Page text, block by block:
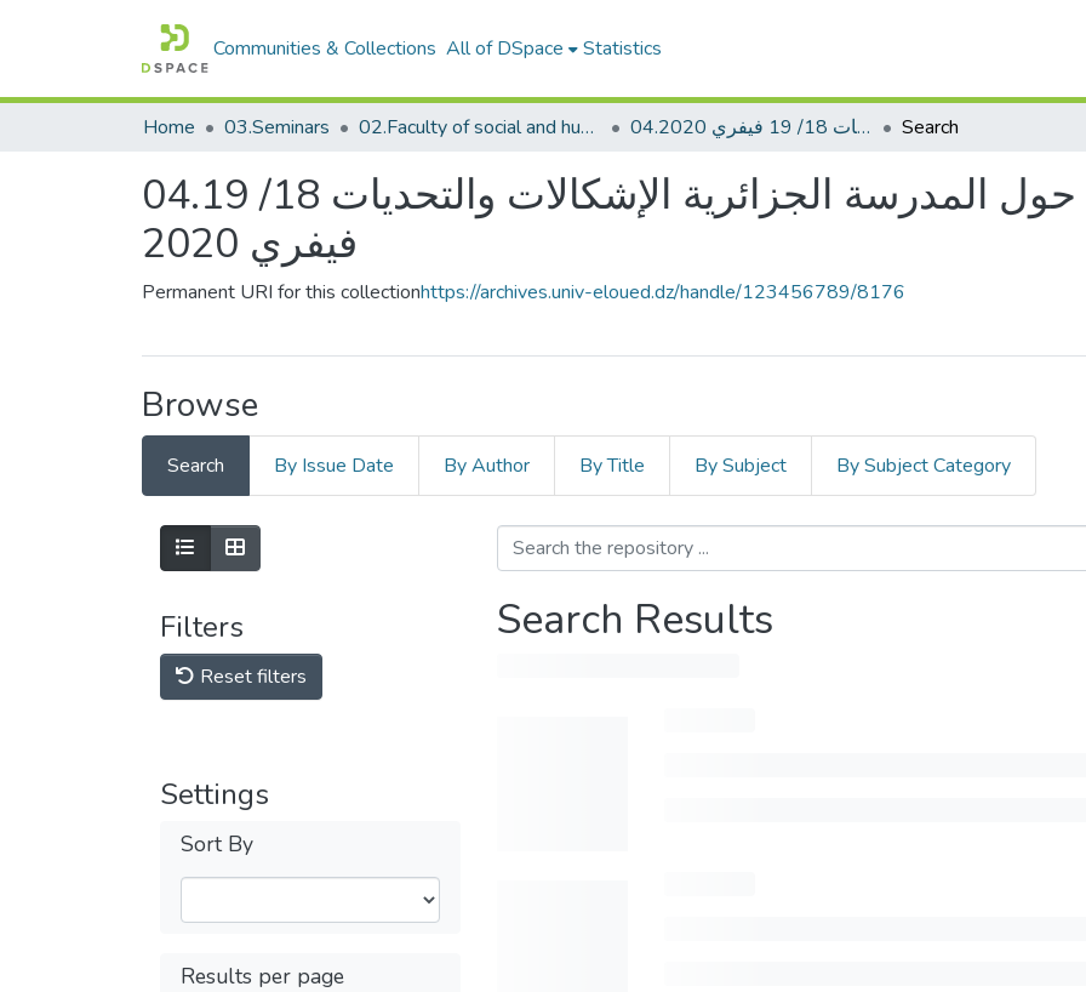
Communities & Collections All of DSpace Statistics
Home 03.Seminars 02.Faculty of social and humanities sciences_Seminars 04.الملتقى الوطني الأول حول المدرسة الجزائرية الإشكالات والتحديات 18/ 19 فيفري 2020 Search
04.الملتقى الوطني الأول حول المدرسة الجزائرية الإشكالات والتحديات 18/ 19
فيفري 2020
Permanent URI for this collectionhttps://archives.univ-eloued.dz/handle/123456789/8176
Browse
Search By Issue Date By Author By Title By Subject By Subject Category
Filters
Reset filters
Settings
Sort By
Results per page
Search Results